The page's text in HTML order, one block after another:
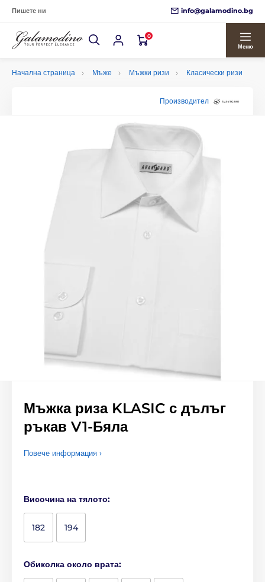
Пишете ни info@galamodino.bg
0
Меню
Начална страница Мъже Мъжки ризи Класически ризи
Производител
Мъжка риза KLASIC с дълъг
ръкав V1-Бяла
Повече информация ›
Височина на тялото:
182 194
Обиколка около врата: